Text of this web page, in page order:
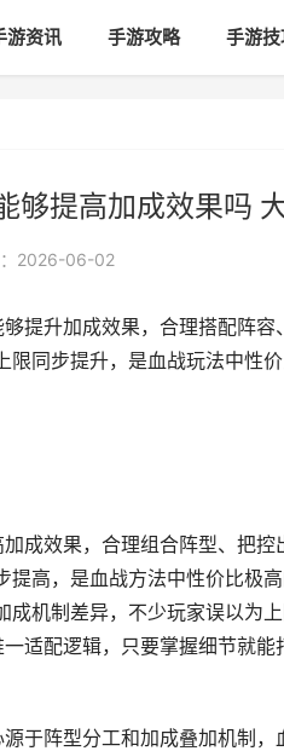
游资讯 手游攻略 手游
够提高加成效果吗
：2026-06-02
提升加成效果，合理搭配阵
限同步提升，是血战玩法中性
成效果，合理组合阵型、把
提高，是血战方法中性价比极
成机制差异，不少玩家误以为
适配逻辑，只要掌握细节就
于阵型分工和加成叠加机制